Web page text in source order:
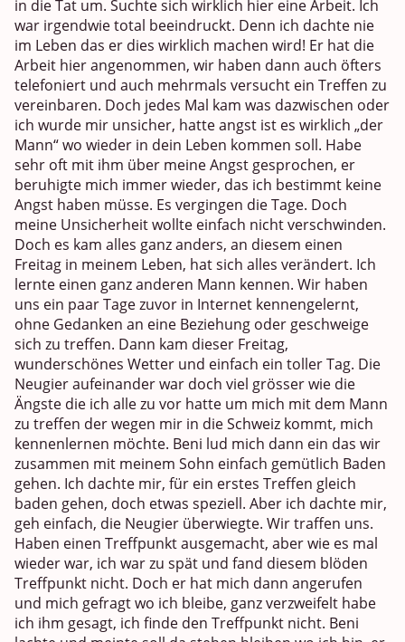
in die Tat um. Suchte sich wirklich hier eine Arbeit. Ich
war irgendwie total beeindruckt. Denn ich dachte nie
im Leben das er dies wirklich machen wird! Er hat die
Arbeit hier angenommen, wir haben dann auch öfters
telefoniert und auch mehrmals versucht ein Treffen zu
vereinbaren. Doch jedes Mal kam was dazwischen oder
ich wurde mir unsicher, hatte angst ist es wirklich „der
Mann“ wo wieder in dein Leben kommen soll. Habe
sehr oft mit ihm über meine Angst gesprochen, er
beruhigte mich immer wieder, das ich bestimmt keine
Angst haben müsse. Es vergingen die Tage. Doch
meine Unsicherheit wollte einfach nicht verschwinden.
Doch es kam alles ganz anders, an diesem einen
Freitag in meinem Leben, hat sich alles verändert. Ich
lernte einen ganz anderen Mann kennen. Wir haben
uns ein paar Tage zuvor in Internet kennengelernt,
ohne Gedanken an eine Beziehung oder geschweige
sich zu treffen. Dann kam dieser Freitag,
wunderschönes Wetter und einfach ein toller Tag. Die
Neugier aufeinander war doch viel grösser wie die
Ängste die ich alle zu vor hatte um mich mit dem Mann
zu treffen der wegen mir in die Schweiz kommt, mich
kennenlernen möchte. Beni lud mich dann ein das wir
zusammen mit meinem Sohn einfach gemütlich Baden
gehen. Ich dachte mir, für ein erstes Treffen gleich
baden gehen, doch etwas speziell. Aber ich dachte mir,
geh einfach, die Neugier überwiegte. Wir traffen uns.
Haben einen Treffpunkt ausgemacht, aber wie es mal
wieder war, ich war zu spät und fand diesem blöden
Treffpunkt nicht. Doch er hat mich dann angerufen
und mich gefragt wo ich bleibe, ganz verzweifelt habe
ich ihm gesagt, ich finde den Treffpunkt nicht. Beni